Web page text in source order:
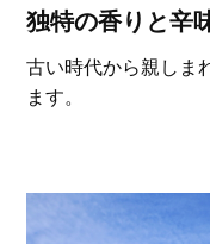
独特の香りと辛
古い時代から親しま
ます。